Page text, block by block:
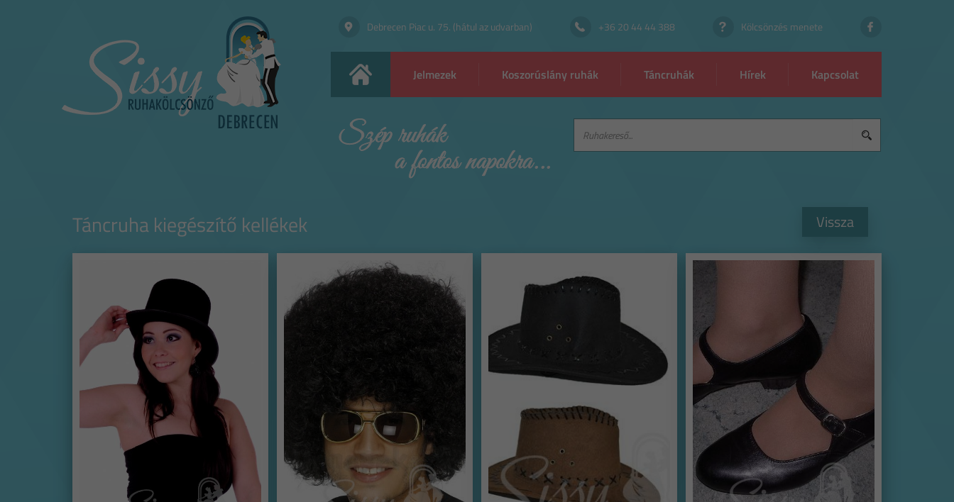
Debrecen Piac u. 75. (hátul az udvarban) +36 20 44 44 388 Kölcsönzés menete
Jelmezek Koszorúslány ruhák Táncruhák Hírek Kapcsolat
Táncruha kiegészítő kellékek Vissza